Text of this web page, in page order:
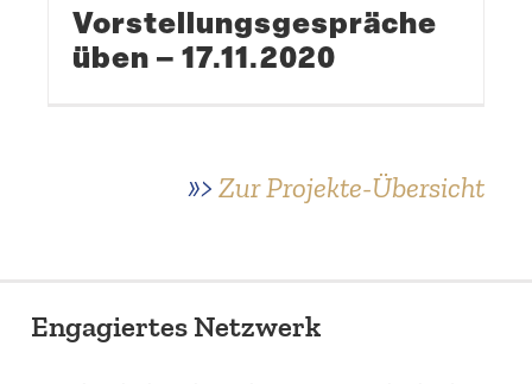
Vorstel­lungs­ge­spräche
üben – 17.11.2020
»> Zur Projekte-Übersicht
Engagiertes Netzwerk